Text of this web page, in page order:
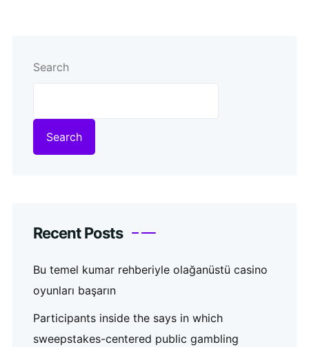
Search
Search
Recent Posts
Bu temel kumar rehberiyle olağanüstü casino
oyunları başarın
Participants inside the says in which
sweepstakes-centered public gambling